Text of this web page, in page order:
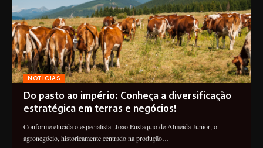
NOTICIAS
Do pasto ao império: Conheça a diversificação
estratégica em terras e negócios!
Conforme elucida o especialista Joao Eustaquio de Almeida Junior, o
agronegócio, historicamente centrado na produção…